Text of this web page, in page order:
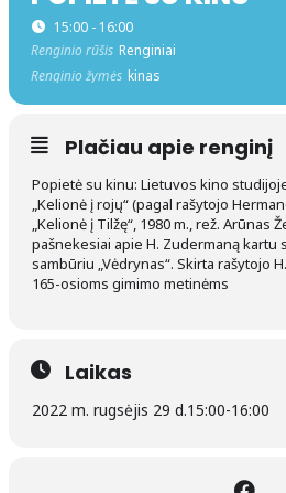
15:00 - 16:00
Renginio rūšis Renginiai
Renginio žymės kinas
Plačiau apie renginį
Popietė su kinu: Lietuvos kino
„Kelionė į rojų“ (pagal rašytojo
„Kelionė į Tilžę“, 1980 m., rež. Arūnas
pašnekesiai apie H. Zudermaną kartu
sambūriu „Vėdrynas“. Skirta rašytojo
165-osioms gimimo metinėms
Laikas
2022 m. rugsėjis 29 d.15:00-16:00